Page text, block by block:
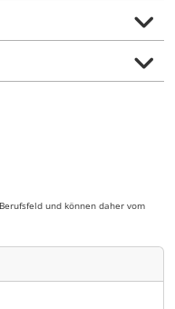
und können daher vom